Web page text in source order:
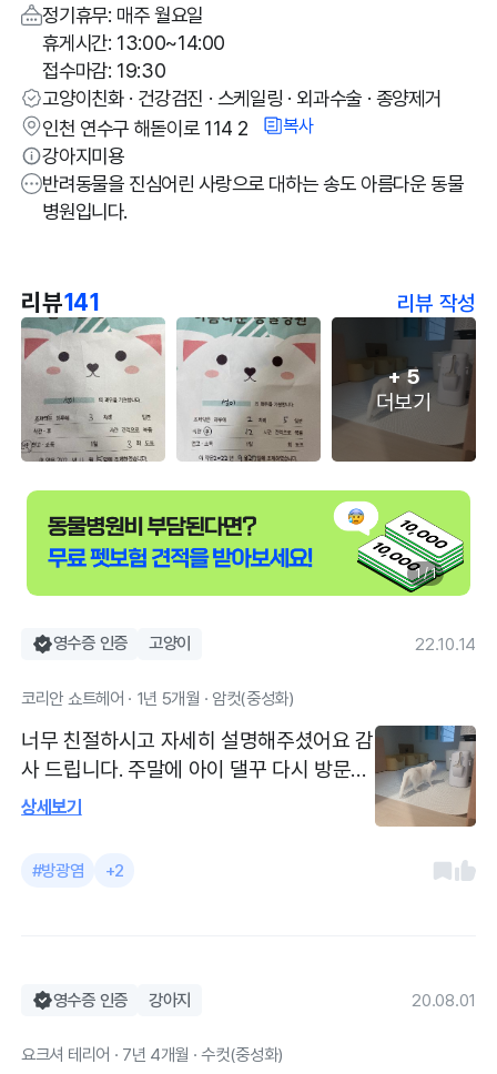
정기휴무: 매주 월요일
휴게시간: 13:00~14:00
접수마감: 19:30
고양이친화 · 건강검진 · 스케일링 · 외과수술 · 종양제거
인천 연수구 해돋이로 114 2
복사
강아지미용
반려동물을 진심어린 사랑으로 대하는 송도 아름다운 동물
병원입니다.
리뷰141 리뷰 작성
+5
더보기
1 / 1
영수증 인증 고양이 22.10.14
코리안 쇼트헤어 · 1년 5개월 · 암컷(중성화)
너무 친절하시고 자세히 설명해주셨어요 감
사 드립니다. 주말에 아이 댈꾸 다시 방문합
니다. 혈뇨가 정말 안잡히내요.
상세보기
#방광염 +2
영수증 인증 강아지 20.08.01
요크셔 테리어 · 7년 4개월 · 수컷(중성화)